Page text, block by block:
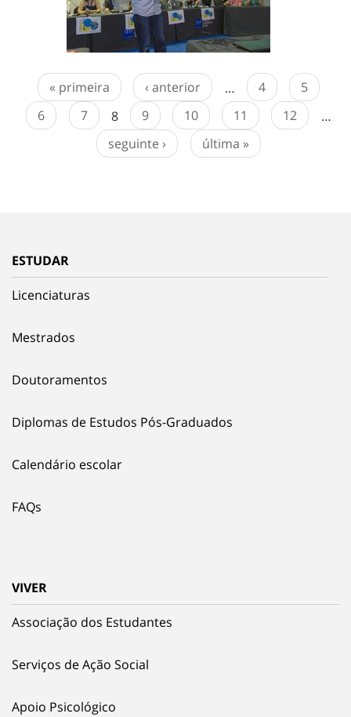
« primeira ‹ anterior … 4
5
6
7 8 9 10 11 12
…
seguinte ›
última »
ESTUDAR
Licenciaturas
Mestrados
Doutoramentos
Diplomas de Estudos Pós-Graduados
Calendário escolar
FAQs
VIVER
Associação dos Estudantes
Serviços de Ação Social
Apoio Psicológico